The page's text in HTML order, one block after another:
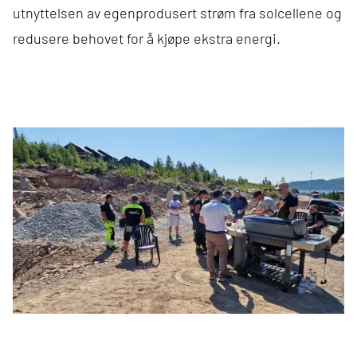
utnyttelsen av egenprodusert strøm fra solcellene og
redusere behovet for å kjøpe ekstra energi.